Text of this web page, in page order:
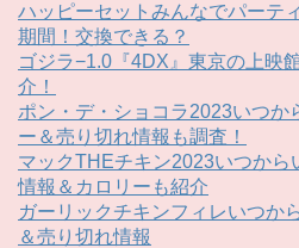
ハッピーセットみんなでパーテ
期間！交換できる？
ゴジラ−1.0『4DX』東京の上映
介！
ポン・デ・ショコラ2023いつか
ー＆売り切れ情報も調査！
マックTHEチキン2023いつから
情報＆カロリーも紹介
ガーリックチキンフィレいつか
＆売り切れ情報